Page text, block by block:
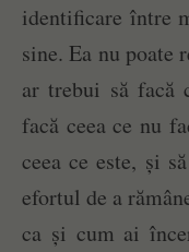
identificare între
sine. Ea nu poate
ar trebui să facă
facă ceea ce nu
ceea ce este, și
efortul de a
ca și cum ai